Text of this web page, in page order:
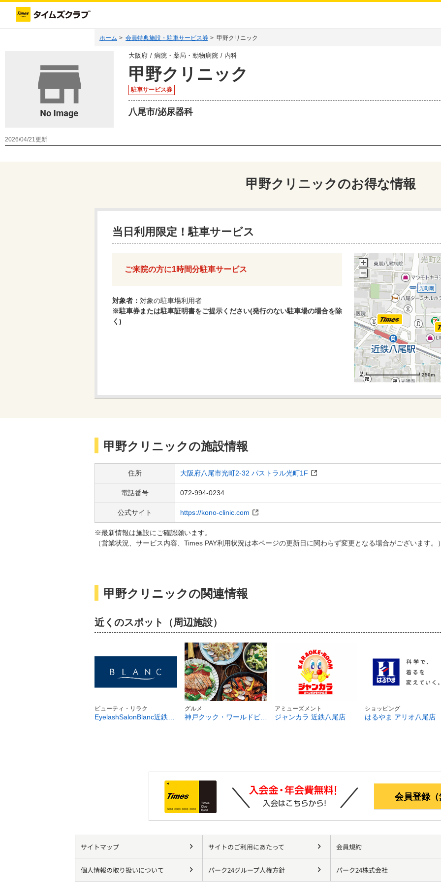
ホーム > 会員特典施設・駐車サービス券 > 甲野クリニック
大阪府 病院・薬局・動物病院 内科
甲野クリニック
駐車サービス券
八尾市/泌尿器科
2026/04/21更新
甲野クリニックのお得な情報
当日利用限定！駐車サービス
250m
250m
ご来院の方に1時間分駐車サービス
対象者： 対象の駐車場利用者
※駐車券または駐車証明書をご提示ください(発行のない駐車場の場合を除
く)​
甲野クリニックの施設情報
住所 大阪府八尾市光町2-32 パストラル光町1F
電話番号 072-994-0234
公式サイト https://kono-clinic.com
※最新情報は施設にご確認願います。
（営業状況、サービス内容、Times PAY利用状況は本ページの​更新日に関わらず変更となる場合がございます。
甲野クリニックの関連情報
近くのスポット（周辺施設）
ビューティ・リラク グルメ アミューズメント
ジャンカラ 近鉄八尾店
ショッピング
はるやま アリオ八尾店
会員登録
サイトマップ サイトのご利用にあたって 会員規約
個人情報の取り扱いについて パーク24グループ人権方針 パーク24株式会社